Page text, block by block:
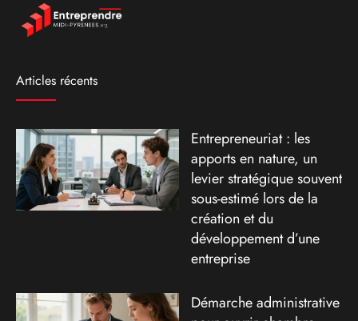
Articles récents
Entrepreneuriat : les
apports en nature, un
levier stratégique souvent
sous-estimé lors de la
création et du
développement d’une
entreprise
Démarche administrative